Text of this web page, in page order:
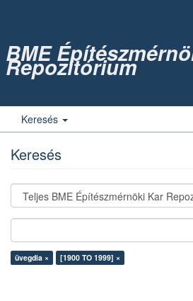
BME
Repozitórium
Keresés
Keresés
üvegdia × [1900 TO 1999] ×